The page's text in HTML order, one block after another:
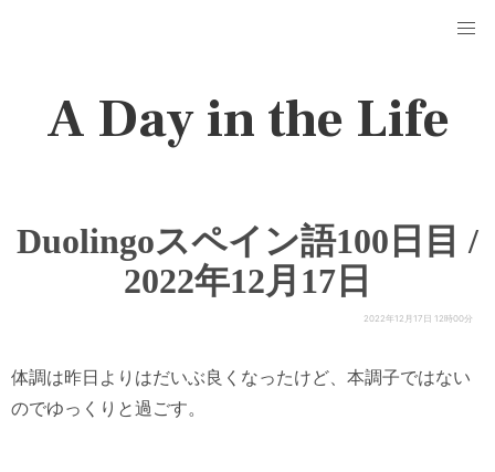
A Day in the Life
Duolingoスペイン語100日目 /
2022年12月17日
2022年12月17日 12時00分
体調は昨日よりはだいぶ良くなったけど、本調子ではない
のでゆっくりと過ごす。